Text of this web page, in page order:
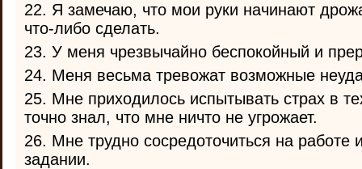
22. Я замечаю, что мои руки начинают
что-либо сделать.
23. У меня чрезвычайно беспокойный и
24. Меня весьма тревожат возможные
25. Мне приходилось испытывать страх в
точно знал, что мне ничто не угрожает.
26. Мне трудно сосредоточиться на работе
задании.